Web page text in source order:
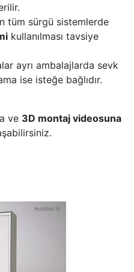
tüm sürgü sistemlerde
kullanılması tavsiye
ayrı ambalajlarda sevk
ise isteğe bağlıdır.
ve 3D montaj videosuna